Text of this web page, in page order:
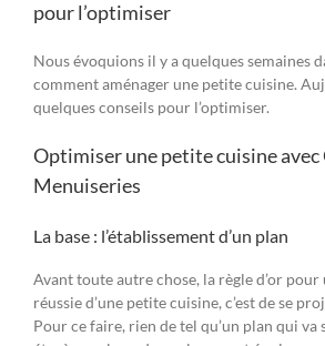
pour l’optimiser
Nous évoquions il y a quelques semaines
comment aménager une petite cuisine.
quelques conseils pour l’optimiser.
Optimiser une petite cuisine avec
Menuiseries
La base : l’établissement d’un plan
Avant toute autre chose, la règle d’or
réussie d’une petite cuisine, c’est de se
Pour ce faire, rien de tel qu’un plan qui va